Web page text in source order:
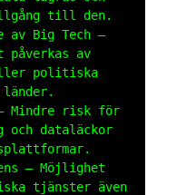
till den.
av Big Tech –
av
politiska
Mindre risk för
och dataläckor
– Möjlighet
tjänster även